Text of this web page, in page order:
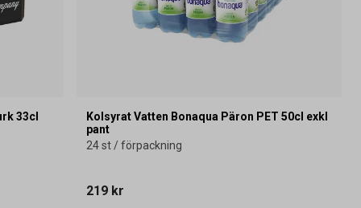
33cl
Kolsyrat Vatten Bonaqua Päron PET 50cl exkl
pant
24 st / förpackning
219 kr